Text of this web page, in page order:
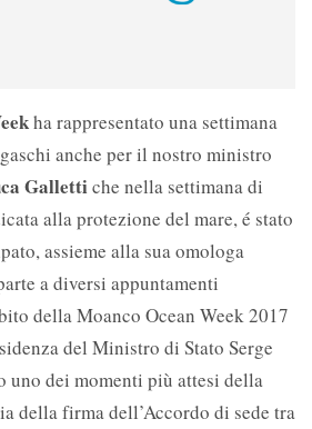
ha rappresentato una settimana
anche per il nostro ministro
Gallettiche nella settimana di
alla protezione del mare, é stato
assieme alla sua omologa
a diversi appuntamenti
della Moanco Ocean Week 2017
del Ministro di Stato Serge
uno dei momenti più attesi della
della firma dell’Accordo di sede tra